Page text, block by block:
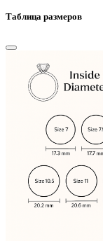
Таблица размеров